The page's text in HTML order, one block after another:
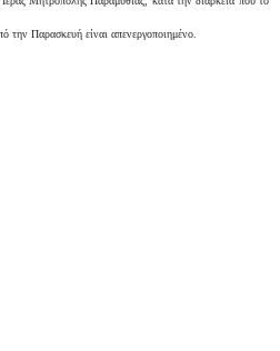
την Παρασκευή είναι απενεργοποιημένο.